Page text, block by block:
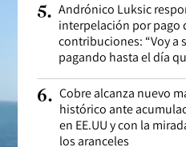
5. Andrónico Luksic
interpelación por pago
contribuciones: “Voy a
pagando hasta el día
6. Cobre alcanza nuevo
histórico ante
en EE.UU y con la
los aranceles